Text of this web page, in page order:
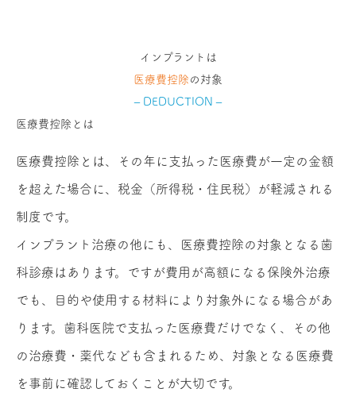
インプラントは
医療費控除 の対象
– DEDUCTION –
医療費控除とは
医療費控除とは、その年に支払った医療費が一定の金額
を超えた場合に、税金（所得税・住民税）が軽減される
制度です。
インプラント治療の他にも、医療費控除の対象となる歯
科診療はあります。ですが費用が高額になる保険外治療
でも、目的や使用する材料により対象外になる場合があ
ります。歯科医院で支払った医療費だけでなく、その他
の治療費・薬代なども含まれるため、対象となる医療費
を事前に確認しておくことが大切です。